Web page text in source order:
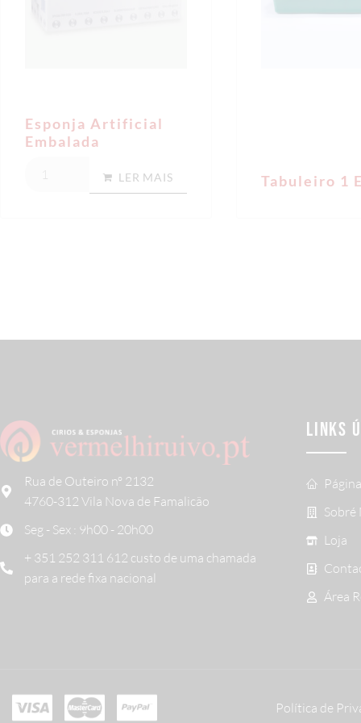
Esponja Artificial
Embalada
LER MAIS Tabuleiro 1
Rua de Outeiro nº 2132
4760-312 Vila Nova de Famalicão
Seg - Sex : 9h00 - 20h00
+ 351 252 311 612 custo de uma chamada
para a rede fixa nacional
LINKS
Sobré
Loja
Área
Política de